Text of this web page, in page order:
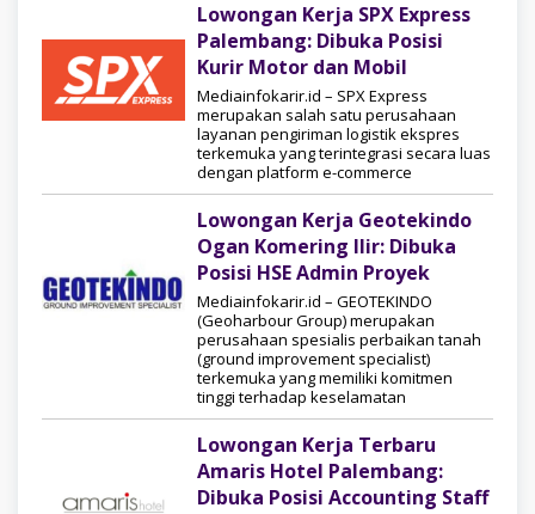
Lowongan Kerja SPX Express
Palembang: Dibuka Posisi
Kurir Motor dan Mobil
Mediainfokarir.id – SPX Express
merupakan salah satu perusahaan
layanan pengiriman logistik ekspres
terkemuka yang terintegrasi secara luas
dengan platform e-commerce
Lowongan Kerja Geotekindo
Ogan Komering Ilir: Dibuka
Posisi HSE Admin Proyek
Mediainfokarir.id – GEOTEKINDO
(Geoharbour Group) merupakan
perusahaan spesialis perbaikan tanah
(ground improvement specialist)
terkemuka yang memiliki komitmen
tinggi terhadap keselamatan
Lowongan Kerja Terbaru
Amaris Hotel Palembang:
Dibuka Posisi Accounting Staff